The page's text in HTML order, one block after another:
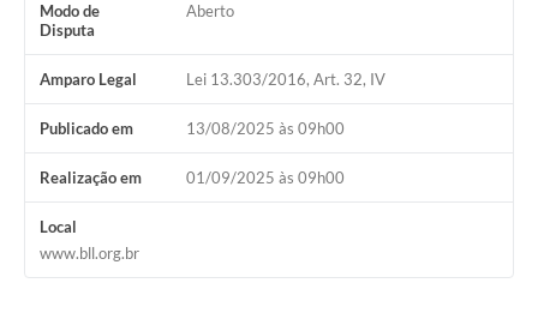
Modo de
Disputa
Aberto
Amparo Legal Lei 13.303/2016, Art. 32, IV
Publicado em 13/08/2025 às 09h00
Realização em 01/09/2025 às 09h00
Local
www.bll.org.br